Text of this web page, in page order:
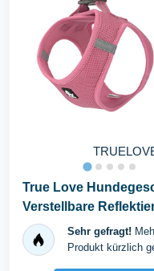
True Love
Verstellbare
Kleine und...Sehr gefragt!
Produkt kürzlich